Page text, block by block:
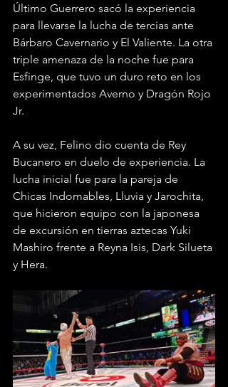
Último Guerrero sacó la experiencia
para llevarse la lucha de tercias ante
Bárbaro Cavernario y El Valiente. La otra
triple amenaza de la noche fue para
Esfinge, que tuvo un duro reto en los
experimentados Averno y Dragón Rojo
Jr.
A su vez, Felino dio cuenta de Rey
Bucanero en duelo de experiencia. La
lucha inicial fue para la pareja de
Chicas Indomables, Lluvia y Jarochita,
que hicieron equipo con la japonesa
de excursión en tierras aztecas Yuki
Mashiro frente a Reyna Isis, Dark Silueta
y Hera.